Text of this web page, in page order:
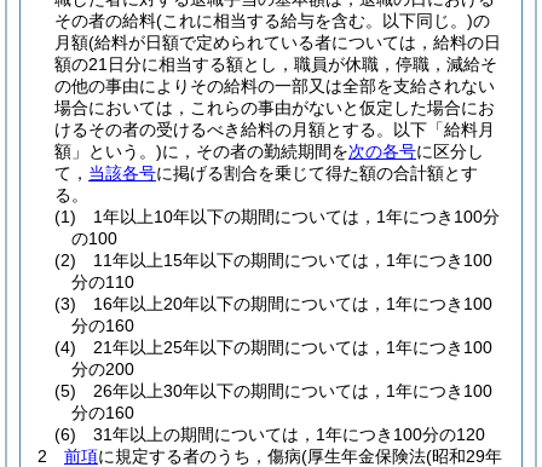
その者の給料(これに相当する給与を含む。以下同じ。)の
月額(給料が日額で定められている者については，給料の日
額の21日分に相当する額とし，職員が休職，停職，減給そ
の他の事由によりその給料の一部又は全部を支給されない
場合においては，これらの事由がないと仮定した場合にお
けるその者の受けるべき給料の月額とする。以下「給料月
額」という。)に，その者の勤続期間を次の各号に区分し
て， 当該各号に掲げる割合を乗じて得た額の合計額とす
る。
(1)
1年以上10年以下の期間については，1年につき100分
の100
(2)
11年以上15年以下の期間については，1年につき100
分の110
(3)
16年以上20年以下の期間については，1年につき100
分の160
(4)
21年以上25年以下の期間については，1年につき100
分の200
(5)
26年以上30年以下の期間については，1年につき100
分の160
(6)
31年以上の期間については，1年につき100分の120
2
前項に規定する者のうち，傷病(厚生年金保険法(昭和29年